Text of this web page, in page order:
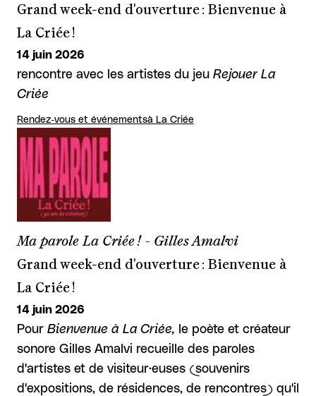
Grand week-end d'ouverture : Bienvenue à
La Criée !
14 juin 2026
rencontre avec les artistes du jeu Rejouer La
Criée
Rendez-vous et événementsà La Criée
Ma parole La Criée ! - Gilles Amalvi
Grand week-end d'ouverture : Bienvenue à
La Criée !
14 juin 2026
Pour Bienvenue à La Criée, le poète et créateur
sonore Gilles Amalvi recueille des paroles
d'artistes et de visiteur·euses (souvenirs
d'expositions, de résidences, de rencontres) qu'il